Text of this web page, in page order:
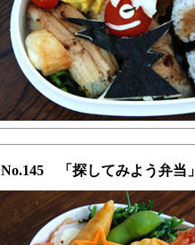
No.145 「探してみよう弁当」